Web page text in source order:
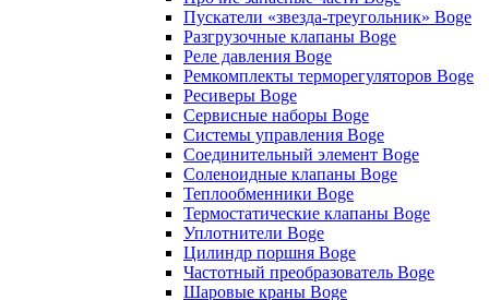
Пускатели «звезда-треугольник» Boge
Разгрузочные клапаны Boge
Реле давления Boge
Ремкомплекты терморегуляторов Boge
Ресиверы Boge
Сервисные наборы Boge
Системы управления Boge
Соединительный элемент Boge
Соленоидные клапаны Boge
Теплообменники Boge
Термостатические клапаны Boge
Уплотнители Boge
Цилиндр поршня Boge
Частотный преобразователь Boge
Шаровые краны Boge